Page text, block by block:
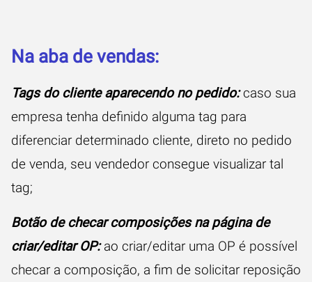
Na aba de vendas:
Tags do cliente aparecendo no pedido:caso sua
empresa tenha definido alguma tag para
diferenciar determinado cliente, direto no pedido
de venda, seu vendedor consegue visualizar tal
tag;
Botão de checar composições na página de
criar/editar OP:ao criar/editar uma OP é possível
checar a composição, a fim de solicitar reposição